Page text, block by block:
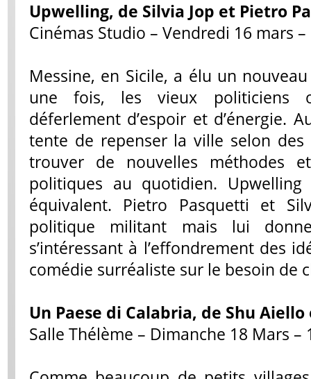
Upwelling, de Silvia Jop et Pietro
Cinémas Studio – Vendredi 16 mars –
Messine, en Sicile, a élu un
une fois, les vieux politiciens
déferlement d’espoir et d’énergie.
tente de repenser la ville selon
trouver de nouvelles méthodes
politiques au quotidien.
équivalent. Pietro Pasquetti et
politique militant mais lui
s’intéressant à l’effondrement des
comédie surréaliste sur le besoin de
Un Paese di Calabria, de Shu
Salle Thélème – Dimanche 18 Mars –